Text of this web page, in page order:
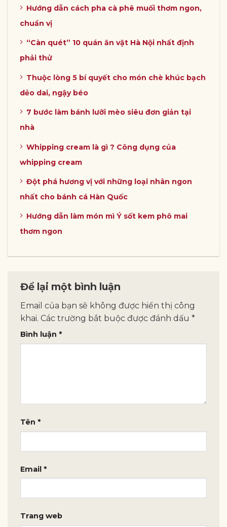
Hướng dẫn cách pha cà phê muối thơm ngon,
chuẩn vị
“Càn quét” 10 quán ăn vặt Hà Nội nhất định
phải thử
Thuộc lòng 5 bí quyết cho món chè khúc bạch
dẻo dai, ngậy béo
7 bước làm bánh lưỡi mèo siêu đơn giản tại
nhà
Whipping cream là gì ? Công dụng của
whipping cream
Đột phá hương vị với những loại nhân ngon
nhất cho bánh cá Hàn Quốc
Hướng dẫn làm món mì Ý sốt kem phô mai
thơm ngon
Để lại một bình luận
Email của bạn sẽ không được hiển thị công
khai. Các trường bắt buộc được đánh dấu *
Bình luận *
Tên *
Email *
Trang web